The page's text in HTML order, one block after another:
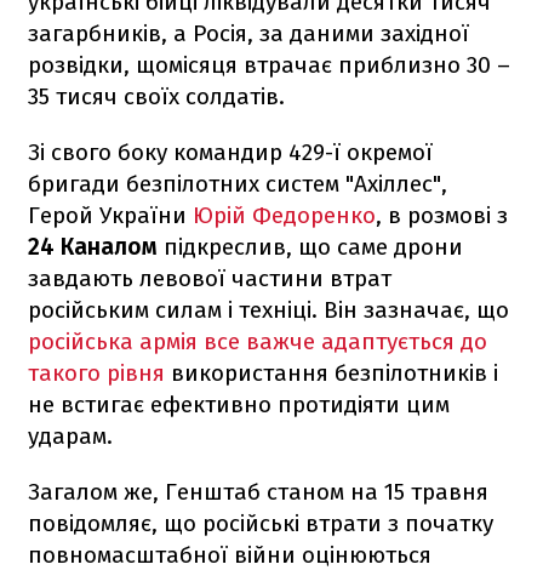
загарбників, а Росія, за даними західної
розвідки, щомісяця втрачає приблизно 30 –
35 тисяч своїх солдатів.
Зі свого боку командир 429-ї окремої
бригади безпілотних систем "Ахіллес",
Герой України Юрій Федоренко, в розмові з
24 Каналом підкреслив, що саме дрони
завдають левової частини втрат
російським силам і техніці. Він зазначає, що
російська армія все важче адаптується до
такого рівня використання безпілотників і
не встигає ефективно протидіяти цим
ударам.
Загалом же, Генштаб станом на 15 травня
повідомляє, що російські втрати з початку
повномасштабної війни оцінюються